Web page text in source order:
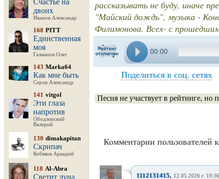
Счастье на
двоих
Иванов Александр
168 PITT
Единственная
моя
Газманов Олег
143 Marka64
Как мне быть
Серов Александр
141 vitgol
Эти глаза
напротив
Ободзинский
Валерий
130 dimakapitan
Скрипач
Кобяков Аркадий
118 Al-Abra
Светит луна
рассказывать не буду, иначе
"Майский дождь", музыка -
Филимонова. Всех- с
00:00
Поделиться в соц. сетях
Песня не участвует в рейтинге, но
Комментарии пользователей
1112131415, 12.05.2026 г. 19:36